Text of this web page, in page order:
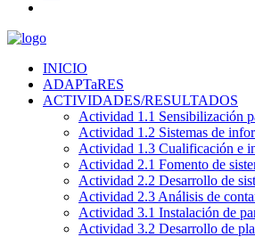
INICIO
ADAPTaRES
ACTIVIDADES/RESULTADOS
Actividad 1.1 Sensibilización
Actividad 1.2 Sistemas de
Actividad 1.3 Cualificación e
Actividad 2.1 Fomento de
Actividad 2.2 Desarrollo de
Actividad 2.3 Análisis de
Actividad 3.1 Instalación de
Actividad 3.2 Desarrollo de